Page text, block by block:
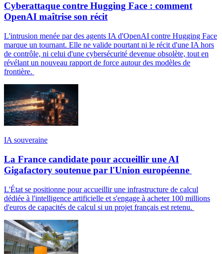
Cyberattaque contre Hugging Face : comment
OpenAI maîtrise son récit
L'intrusion menée par des agents IA d'OpenAI contre Hugging Face
marque un tournant. Elle ne valide pourtant ni le récit d'une IA hors
de contrôle, ni celui d'une cybersécurité devenue obsolète, tout en
révélant un nouveau rapport de force autour des modèles de
frontière.
IA souveraine
La France candidate pour accueillir une AI
Gigafactory soutenue par l'Union européenne
L'État se positionne pour accueillir une infrastructure de calcul
dédiée à l'intelligence artificielle et s'engage à acheter 100 millions
d'euros de capacités de calcul si un projet français est retenu.